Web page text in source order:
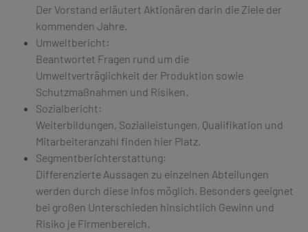
Der Vorstand erläutert Aktionären darin die Ziele der
kommenden Jahre.
Umweltbericht:
Beantwortet Fragen rund um die
Umweltverträglichkeit der Produktion sowie
Schutzmaßnahmen und Risiken.
Sozialbericht:
Weiterbildungen, Sozialleistungen, Qualifikation und
Mitarbeiteranzahl finden hier Platz.
Segmentberichterstattung:
Differenzierte Aussagen zu einzelnen Abteilungen
werden durch diese Infos möglich. Besonders geeignet
bei großen Unterschieden hinsichtlich Gewinn und
Risiko je Firmenbereich.